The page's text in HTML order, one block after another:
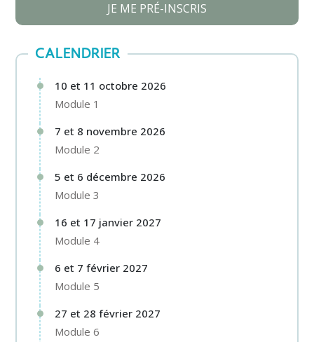
JE ME PRÉ-INSCRIS
CALENDRIER
10 et 11 octobre 2026
Module 1
7 et 8 novembre 2026
Module 2
5 et 6 décembre 2026
Module 3
16 et 17 janvier 2027
Module 4
6 et 7 février 2027
Module 5
27 et 28 février 2027
Module 6